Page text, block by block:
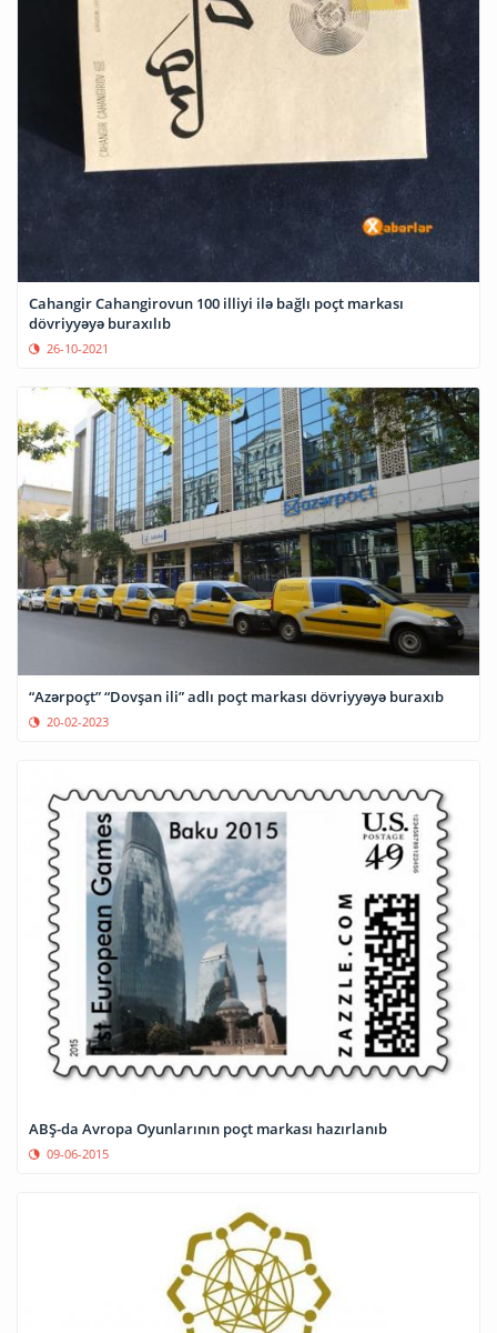
Cahangir Cahangirovun 100 illiyi ilə bağlı poçt markası
dövriyyəyə buraxılıb
26-10-2021
“Azərpoçt” “Dovşan ili” adlı poçt markası dövriyyəyə buraxıb
20-02-2023
ABŞ-da Avropa Oyunlarının poçt markası hazırlanıb
09-06-2015